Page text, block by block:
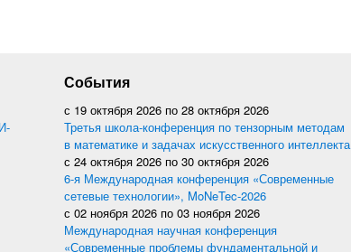
События
с 19 октября 2026 по 28 октября 2026
Третья школа-конференция по тензорным методам
в математике и задачах искусственного интеллекта
с 24 октября 2026 по 30 октября 2026
6-я Международная конференция «Современные
сетевые технологии», MoNeTec-2026
с 02 ноября 2026 по 03 ноября 2026
Международная научная конференция
«Современные проблемы фундаментальной и